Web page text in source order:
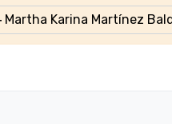
Martha Karina Martínez